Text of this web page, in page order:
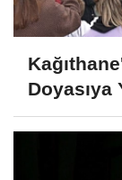
Doyasıya